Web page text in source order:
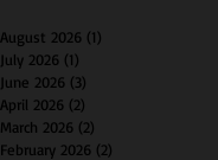
August 2026 (1)
July 2026 (1)
June 2026 (3)
April 2026 (2)
March 2026 (2)
February 2026 (2)